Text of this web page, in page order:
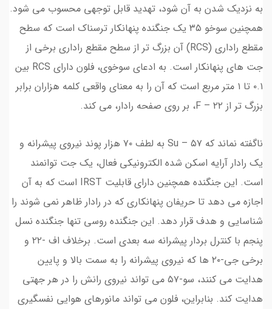
به نزدیک شدن به آن شود، تهدید قابل توجهی محسوب می شود.
همچنین سوخو ۳۵ یک جنگنده پنهانکار ترسناک است که سطح
مقطع راداری (RCS) آن بزرگ تر از سطح مقطع راداری برخی از
جت های پنهانکار است. به ادعای سوخوی، فلون دارای RCS بین
۰.۱ تا ۱ متر مربع است که آن را به معنای واقعی کلمه هزاران برابر
بزرگ تر از F – ۲۲، بر روی صفحه رادار، می کند.
ناگفته نماند که Su – ۵۷ به لطف ۷۰ هزار پوند نیروی پیشرانه و
یک رادار آرایه اسکن شده الکترونیکی فعال، یک جت توانمند
است. این جنگنده همچنین دارای قابلیت IRST است که به آن
اجازه می دهد تا حریفان پنهانکاری که در رادار ظاهر نمی شوند را
شناسایی و هدف قرار دهد. این جنگنده روسی تنها جنگنده نسل
پنجم با کنترل بردار پیشرانه سه بعدی است. برخلاف اف -۲۲ و
برخی جی-۲۰ ها که نیروی پیشرانه را به سمت بالا و پایین
هدایت می کنند، سو-۵۷ می تواند نیروی رانش را در هر جهتی
هدایت کند. بنابراین، فلون می تواند مانورهای هوایی نفسگیری